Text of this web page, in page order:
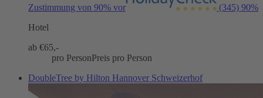
Zustimmung von 90% vor (345) 90%
Hotel
ab €65,-
pro PersonPreis pro Person
DoubleTree by Hilton Hannover Schweizerhof